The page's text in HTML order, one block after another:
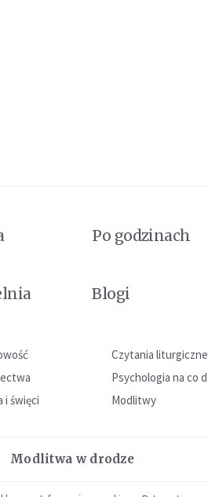
Po godzinach
Blogi
Czytania liturgiczne
Psychologia na co
i święci Modlitwy
Modlitwa w drodze